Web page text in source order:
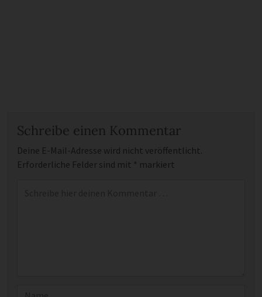
Schreibe einen Kommentar
Deine E-Mail-Adresse wird nicht veröffentlicht.
Erforderliche Felder sind mit * markiert